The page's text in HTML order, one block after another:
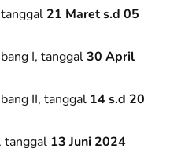
21 Maret s.d 05
I, tanggal30 April
II, tanggal 14 s.d 20
tanggal 13 Juni 2024